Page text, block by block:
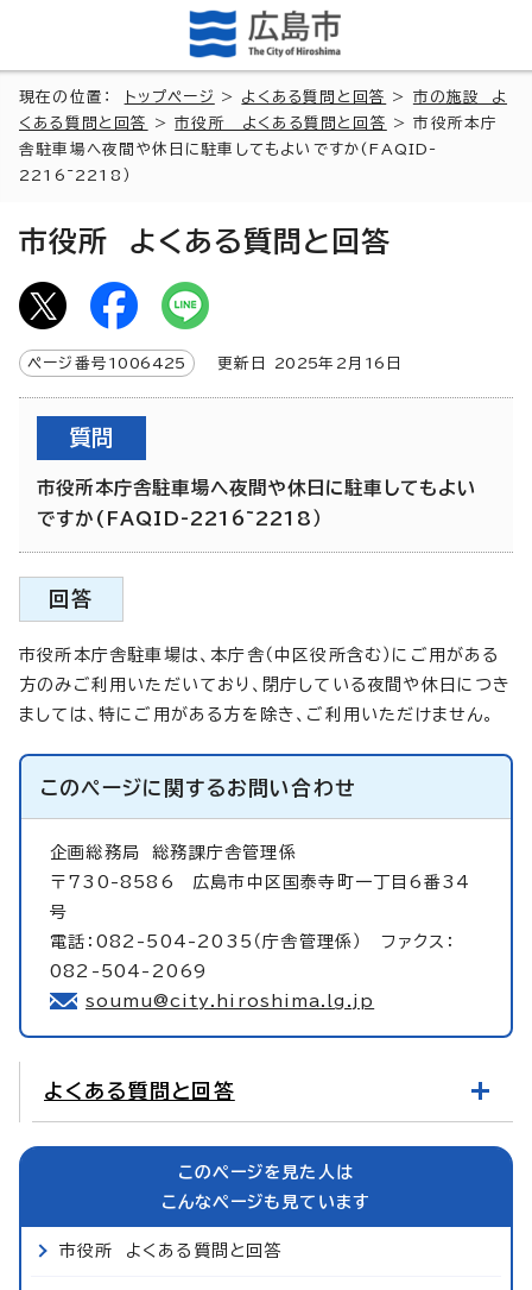
現在の位置： トップページ > よくある質問と回答 > 市の施設 よ
くある質問と回答
>市役所 よくある質問と回答
> 市役所本庁
舎駐車場へ夜間や休日に駐車してもよいですか(FAQID-
2216~2218）
市役所 よくある質問と回答
ページ番号 1006425 更新日 2025年2月 16 日
質問
市役所本庁舎駐車場へ夜間や休日に駐車してもよい
ですか(FAQID-2216~2218）
回答
市役所本庁舎駐車場は、本庁舎（中区役所含む）にご用がある
方のみご利用いただいており、閉庁している夜間や休日につき
ましては、特にご用がある方を除き、ご利用いただけません。
このページに関するお問い合わせ
企画総務局総務課庁舎管理係
〒730-8586 広島市中区国泰寺町一丁目6番34
号
電話：082-504-2035（庁舎管理係） ファクス：
082-504-2069
soumu@city.hiroshima.lg.jp
よくある質問と回答
このページを見た人は
こんなページも見ています
市役所 よくある質問と回答